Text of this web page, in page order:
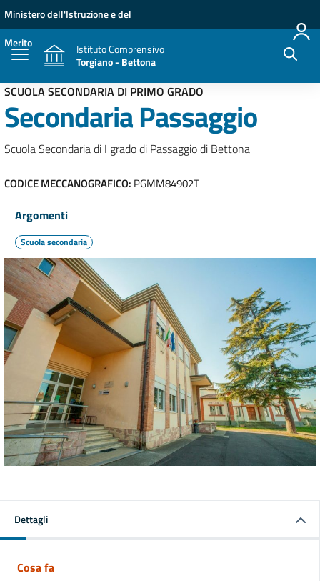
Vai ai contenuti
Vai al menu di navigazione
Vai al footer
Ministero dell'Istruzione e del
Merito
Istituto Comprensivo
Torgiano - Bettona
SCUOLA SECONDARIA DI PRIMO GRADO
Secondaria Passaggio
Scuola Secondaria di I grado di Passaggio di Bettona
CODICE MECCANOGRAFICO: PGMM84902T
Argomenti
Scuola secondaria
Dettagli
Cosa fa